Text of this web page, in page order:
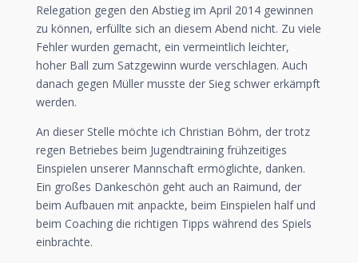
Relegation gegen den Abstieg im April 2014 gewinnen
zu können, erfüllte sich an diesem Abend nicht. Zu viele
Fehler wurden gemacht, ein vermeintlich leichter,
hoher Ball zum Satzgewinn wurde verschlagen. Auch
danach gegen Müller musste der Sieg schwer erkämpft
werden.
An dieser Stelle möchte ich Christian Böhm, der trotz
regen Betriebes beim Jugendtraining frühzeitiges
Einspielen unserer Mannschaft ermöglichte, danken.
Ein großes Dankeschön geht auch an Raimund, der
beim Aufbauen mit anpackte, beim Einspielen half und
beim Coaching die richtigen Tipps während des Spiels
einbrachte.